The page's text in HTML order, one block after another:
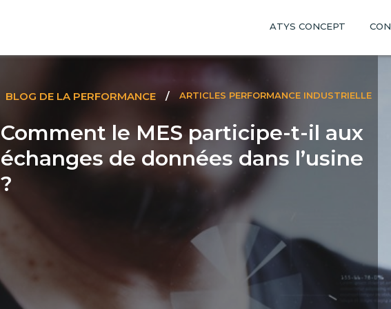
ATYS CONCEPT
BLOG DE LA PERFORMANCE / ARTICLES PERFORMANCE INDUSTRIELLE
Comment le MES participe-t-il aux
échanges de données dans l’usine
?